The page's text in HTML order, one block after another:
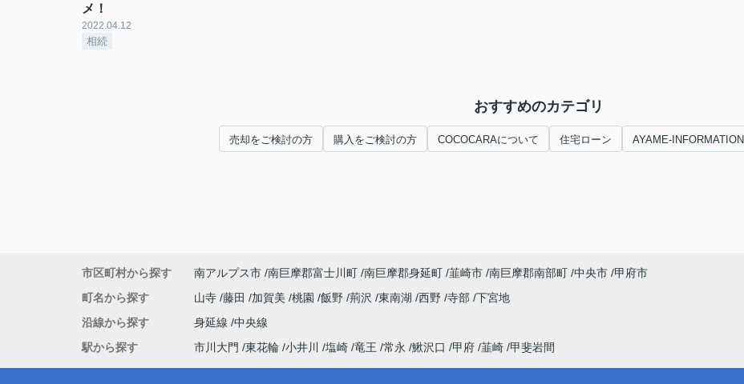
メ！
2022.04.12
相続
おすすめのカテゴリ
売却をご検討の方 購入をご検討の方 COCOCARAについて 住宅ローン AYAME-INFORMATION
市区町村から探す 南アルプス市 南巨摩郡富士川町 南巨摩郡身延町 韮崎市 南巨摩郡南部町 中央市 甲府市
町名から探す
山寺 藤田 加賀美 桃園 飯野 荊沢 東南湖 西野 寺部 下宮地
沿線から探す
身延線 中央線
駅から探す
市川大門 東花輪 小井川 塩崎 竜王 常永 鰍沢口 甲府 韮崎 甲斐岩間